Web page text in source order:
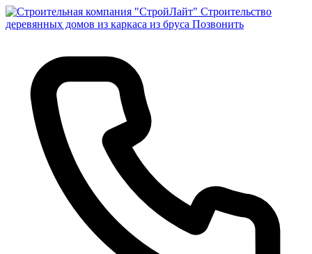
Строительство
деревянных домов из каркаса из бруса Позвонить